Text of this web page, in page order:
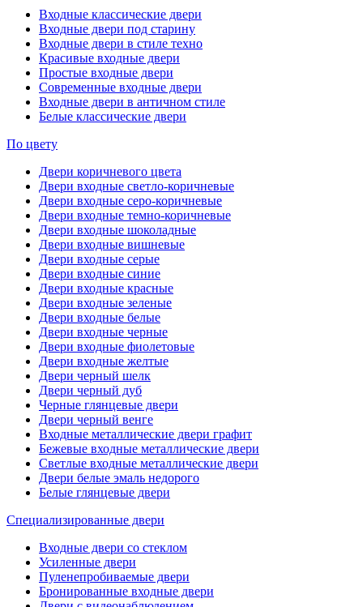
Входные классические двери
Входные двери под старину
Входные двери в стиле техно
Красивые входные двери
Простые входные двери
Современные входные двери
Входные двери в античном стиле
Белые классические двери
По цвету
Двери коричневого цвета
Двери входные светло-коричневые
Двери входные серо-коричневые
Двери входные темно-коричневые
Двери входные шоколадные
Двери входные вишневые
Двери входные серые
Двери входные синие
Двери входные красные
Двери входные зеленые
Двери входные белые
Двери входные черные
Двери входные фиолетовые
Двери входные желтые
Двери черный шелк
Двери черный дуб
Черные глянцевые двери
Двери черный венге
Входные металлические двери графит
Бежевые входные металлические двери
Светлые входные металлические двери
Двери белые эмаль недорого
Белые глянцевые двери
Специализированные двери
Входные двери со стеклом
Усиленные двери
Пуленепробиваемые двери
Бронированные входные двери